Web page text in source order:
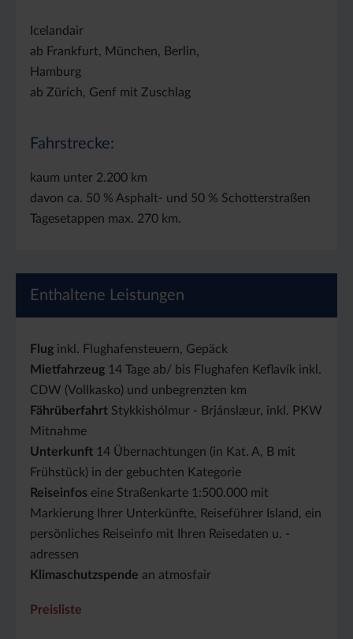
Icelandair
ab Frankfurt, München, Berlin,
Hamburg
ab Zürich, Genf mit Zuschlag
Fahrstrecke:
kaum unter 2.200 km
davon ca. 50 % Asphalt- und 50 % Schotterstraßen
Tagesetappen max. 270 km.
Enthaltene Leistungen
Fluginkl. Flughafensteuern, Gepäck
Mietfahrzeug14 Tage ab/ bis Flughafen Keflavík inkl.
CDW (Vollkasko) und unbegrenzten km
Fährüberfahrt Stykkishólmur - Brjánslæur, inkl. PKW
Mitnahme
Unterkunft 14 Übernachtungen (in Kat. A, B mit
Frühstück) in der gebuchten Kategorie
Reiseinfoseine Straßenkarte 1:500.000 mit
Markierung Ihrer Unterkünfte, Reiseführer Island, ein
persönliches Reiseinfo mit Ihren Reisedaten u. -
adressen
Klimaschutzspende an atmosfair
Preisliste